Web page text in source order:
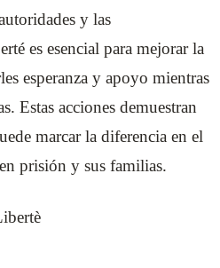
y las
es esencial para mejorar la
esperanza y apoyo mientras
Estas acciones demuestran
marcar la diferencia en el
prisión y sus familias.